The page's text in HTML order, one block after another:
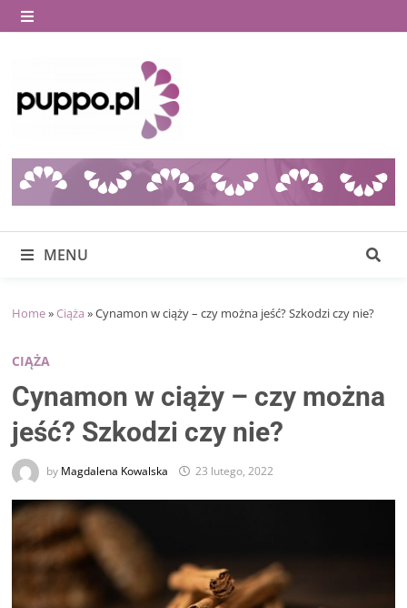
Skip
to
MENU
MENU
Home» Ciąża »Cynamon w ciąży – czy można jeść? Szkodzi czy nie?
CIĄŻA
Cynamon w ciąży – czy można
jeść? Szkodzi czy nie?
by Magdalena Kowalska 23 lutego, 2022